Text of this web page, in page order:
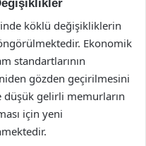
köklü değişikliklerin
Ekonomik
standartlarının
gözden geçirilmesini
gelirli memurların
için yeni